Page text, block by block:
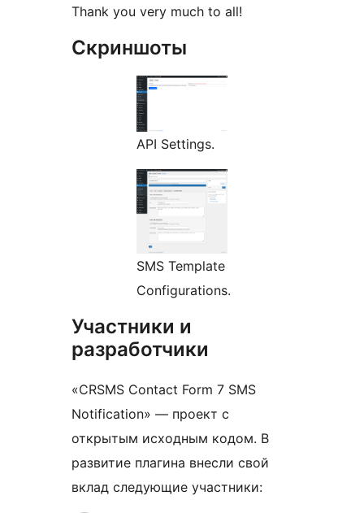
Thank you very much to all!
Скриншоты
API Settings.
SMS Template
Configurations.
Участники и
разработчики
«CRSMS Contact Form 7 SMS
Notification» — проект с
открытым исходным кодом. В
развитие плагина внесли свой
вклад следующие участники: